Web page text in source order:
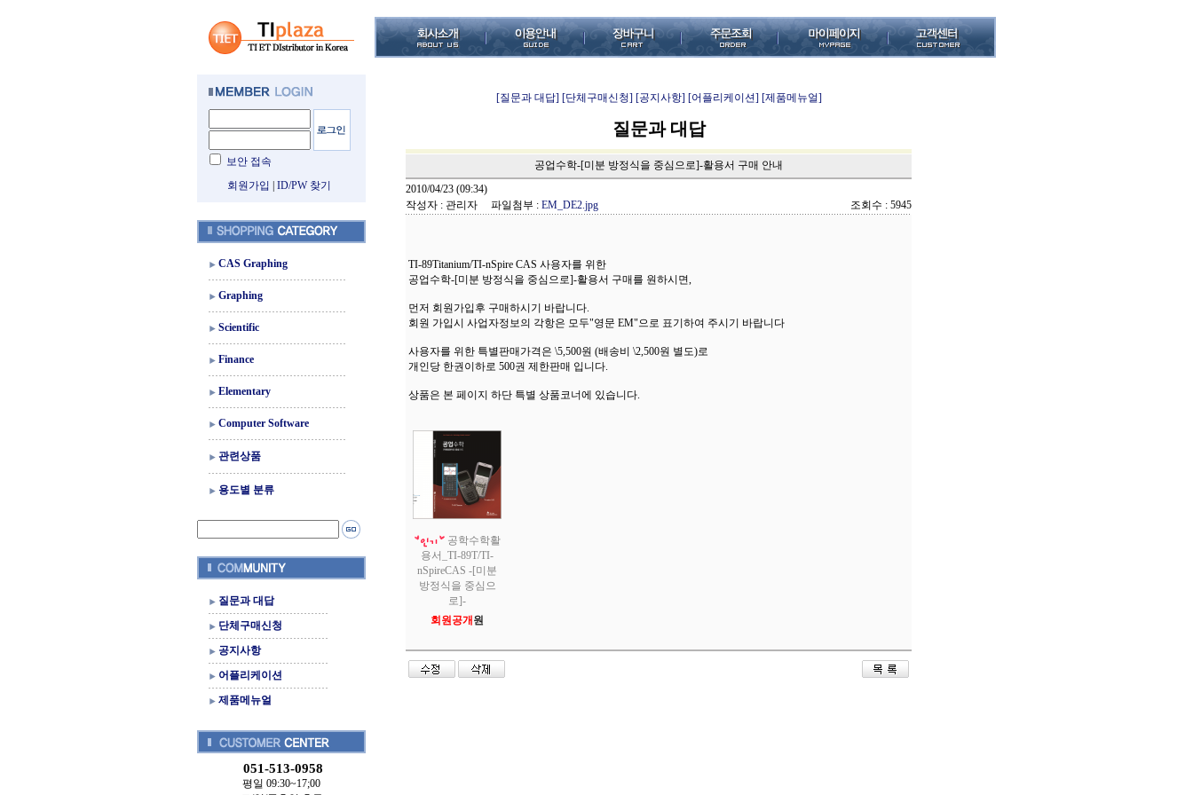
보안 접속
회원가입
ID/PW 찾기
CAS Graphing
Graphing
Scientific
Finance
Elementary
Computer Software
관련상품
용도별 분류
질문과 대답
단체구매신청
공지사항
어플리케이션
제품메뉴얼
051-513-0958
평일 09:30~17;00
[질문과 대답] [단체구매신청] [공지사항] [어플리케이션] [제품메뉴얼]
질문과 대답
공업수학-[미분 방정식을 중심으로]-활용서 구매 안내
2010/04/23 (09:34)
작성자 : 관리자 파일첨부 : EM_DE2.jpg 조회수 : 5945
TI-89Titanium/TI-nSpire CAS 사용자를 위한
공업수학-[미분 방정식을 중심으로]-활용서 구매를 원하시면,
먼저 회원가입후 구매하시기 바랍니다.
회원 가입시 사업자정보의 각항은 모두"영문 EM"으로 표기하여 주시기 바랍니다
사용자를 위한 특별판매가격은 \5,500원 (배송비 \2,500원 별도)로
개인당 한권이하로 500권 제한판매 입니다.
상품은 본 페이지 하단 특별 상품코너에 있습니다.
공학수학활
용서_TI-89T/TI-
nSpireCAS -[미분
방정식을 중심으
로]-
회원공개 원